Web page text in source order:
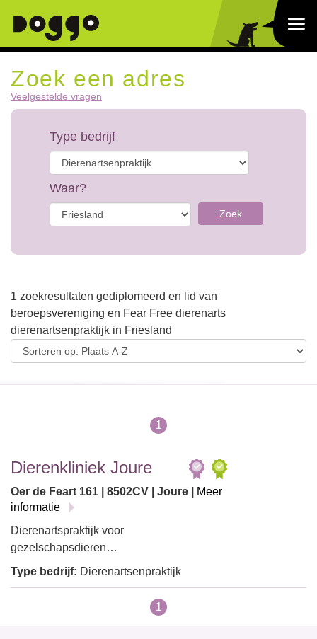
Zoek een adres
Veelgestelde vragen
Type bedrijf
Waar?
Zoek
1 zoekresultaten gediplomeerd en lid van
beroepsvereniging en Fear Free dierenarts
dierenartsenpraktijk in Friesland
1
Dierenkliniek Joure
Oer de Feart 161 | 8502CV | Joure |
Meer
informatie
Dierenartspraktijk voor
gezelschapsdieren…
Type bedrijf: Dierenartsenpraktijk
1